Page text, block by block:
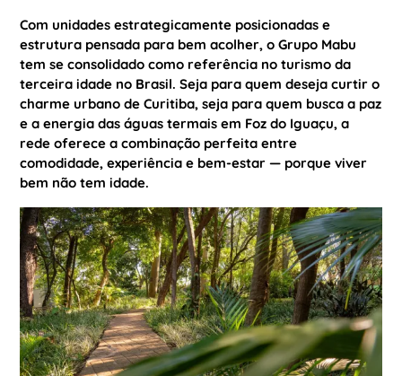
Com unidades estrategicamente posicionadas e
estrutura pensada para bem acolher, o Grupo Mabu
tem se consolidado como referência no turismo da
terceira idade no Brasil. Seja para quem deseja curtir o
charme urbano de Curitiba, seja para quem busca a paz
e a energia das águas termais em Foz do Iguaçu, a
rede oferece a combinação perfeita entre
comodidade, experiência e bem-estar — porque viver
bem não tem idade.